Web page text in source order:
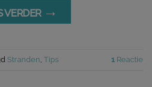
VERDER →
Stranden Tips 1 Reactie